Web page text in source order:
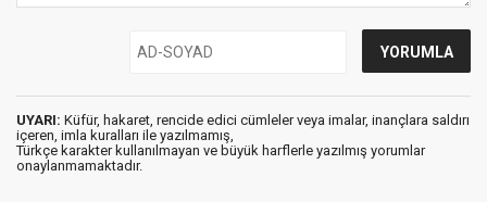
UYARI: Küfür, hakaret, rencide edici cümleler veya imalar, inançlara saldırı
içeren, imla kuralları ile yazılmamış,
Türkçe karakter kullanılmayan ve büyük harflerle yazılmış yorumlar
onaylanmamaktadır.